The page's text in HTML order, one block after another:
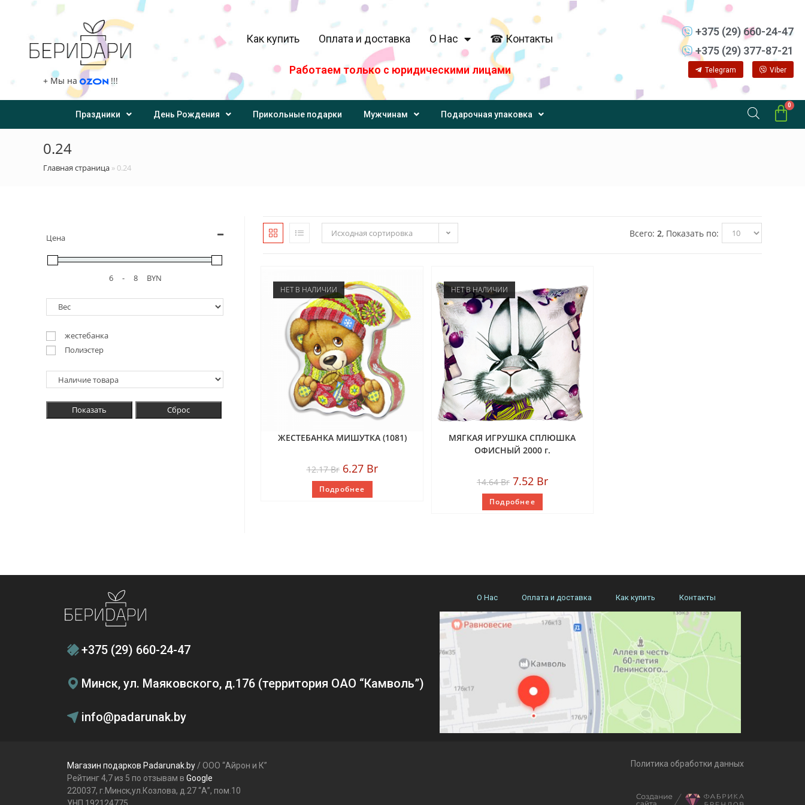
+ Мы на !!!
Как купить Оплата и доставка О Нас ☎ Контакты
Работаем только с юридическими лицами
+375 (29) 660-24-47
+375 (29) 377-87-21
Telegram Viber
Праздники День Рождения Прикольные подарки Мужчинам Подарочная упаковка
0.24
Главная страница » 0.24
Исходная сортировка Всего: 2, Показать по:
НЕТ В НАЛИЧИИ
ЖЕСТЕБАНКА МИШУТКА (1081)
12.17Br 6.27 Br
Подробнее
НЕТ В НАЛИЧИИ
МЯГКАЯ ИГРУШКА СПЛЮШКА
ОФИСНЫЙ 2000 г.
14.64Br 7.52 Br
Подробнее
Цена
- BYN
жестебанка
Полиэстер
Показать Сброс
+375 (29) 660-24-47
Минск, ул. Маяковского, д.176 (территория ОАО “Камволь”)
info@padarunak.by
О Нас Оплата и доставка Как купить Контакты
Магазин подарков Padarunak.by / ООО “Айрон и К”
Рейтинг 4,7 из 5 по отзывам в Google
220037, г.Минск,ул.Козлова, д.27 “А”, пом.10
Политика обработки данных